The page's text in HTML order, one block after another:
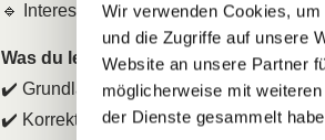
Wir verwenden Cookies,
und die Zugriffe auf unsere
Website an unsere Partner
möglicherweise mit
der Dienste gesammelt
🔹 Interessierte, die die Technik von
Was du lernst:
✔️ Grundlagen der
✔️ Korrekte Hilfengebung &